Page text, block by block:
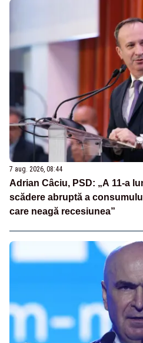
7 aug. 2026, 08:44
Adrian Câciu, PSD: „A 11-a
scădere abruptă a
care neagă recesiunea”